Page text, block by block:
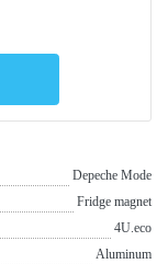
Depeche Mode
Fridge magnet
4U.eco
Aluminum